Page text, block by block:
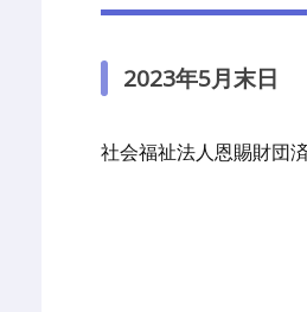
2023年5月末日
社会福祉法人恩賜財団